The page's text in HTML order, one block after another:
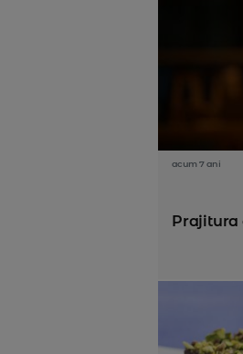
acum 7 ani
Prajitura